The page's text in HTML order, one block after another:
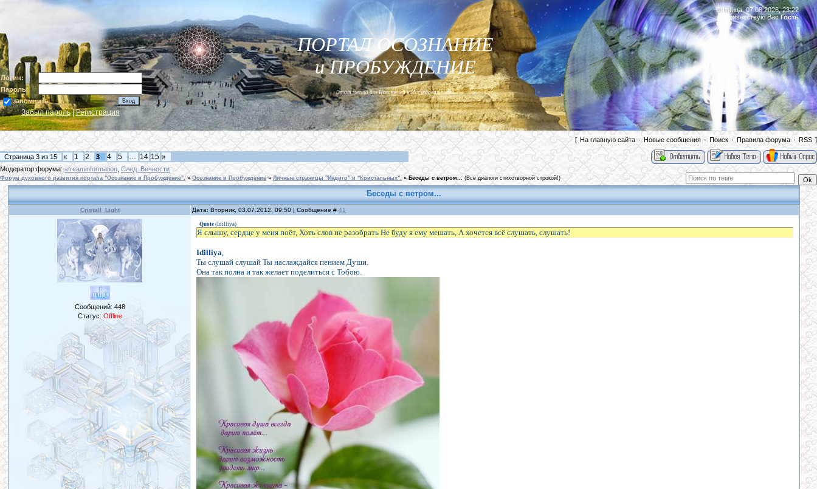
Логин:
Пароль:
запомнить
Забыл пароль|Регистрация
ПОРТАЛ ОСОЗНАНИЕ
и ПРОБУЖДЕНИЕ
Этот место для Искателей и Исследователей...
Пятница, 07.08.2026, 23:22
Приветствую ВасГость
|
[ На главную сайта · Новые сообщения· Поиск · Правила форума · RSS ]
Страница 3 из 15 « 1 2 3 4 5 … 14 15 »
Модератор форума:streaminformation След_Вечности
Форум духовного развития портала "Осознание и Пробуждение". » Осознание и Пробуждение » Личные страницы "Индиго" и "Кристальных". » Беседы с ветром... (Все диалоги стихотворной строкой!)
Беседы с ветром...
Cristall_Light Дата: Вторник, 03.07.2012, 09:50 | Сообщение #41
Сообщений: 448
Статус: Offline
Quote (Idilliya)
Я слышу, сердце у меня поёт, Хоть слов не разобрать Не буду я ему мешать, А хочется всё слушать, слушать!
Idilliya,
Ты слушай слушай Ты наслаждайся пением Души.
Она так полна и так желает поделиться с Тобою.